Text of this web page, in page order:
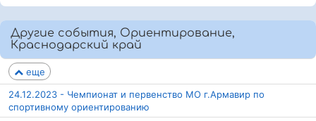
Другие события, Ориентирование,
Краснодарский край
еще
24.12.2023 - Чемпионат и первенство МО г.Армавир по
спортивному ориентированию